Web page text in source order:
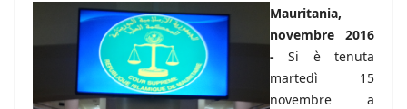
Mauritania,
novembre 2016
- Si è tenuta
martedì 15
novembre a